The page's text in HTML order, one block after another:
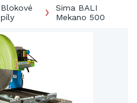
Blokové
píly
Sima BALI
Mekano 500